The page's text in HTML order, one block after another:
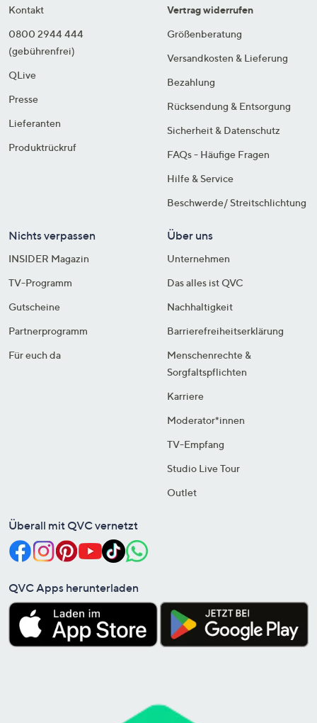
Kontakt
0800 2944 444
(gebührenfrei)
QLive
Presse
Lieferanten
Produktrückruf
Vertrag widerrufen
Größenberatung
Versandkosten & Lieferung
Bezahlung
Rücksendung & Entsorgung
Sicherheit & Datenschutz
FAQs - Häufige Fragen
Hilfe & Service
Beschwerde/ Streitschlichtung
Nichts verpassen
INSIDER Magazin
TV-Programm
Gutscheine
Partnerprogramm
Für euch da
Über uns
Unternehmen
Das alles ist QVC
Nachhaltigkeit
Barrierefreiheitserklärung
Menschenrechte &
Sorgfaltspflichten
Karriere
Moderator*innen
TV-Empfang
Studio Live Tour
Outlet
Überall mit QVC vernetzt
QVC Apps herunterladen